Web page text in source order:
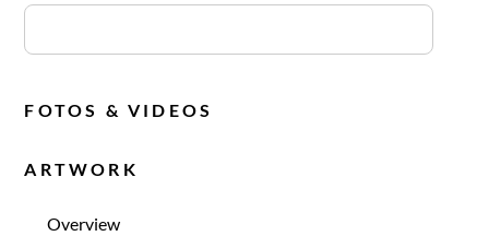
FOTOS & VIDEOS
ARTWORK
Overview